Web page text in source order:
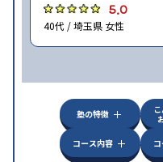
5.0
40代 / 埼玉県 女性
塾の特徴
コース内容